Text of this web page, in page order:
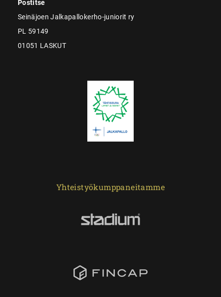
Postitse
Seinäjoen Jalkapallokerho-juniorit ry
PL 59149
01051 LASKUT
Yhteistyökumppaneitamme